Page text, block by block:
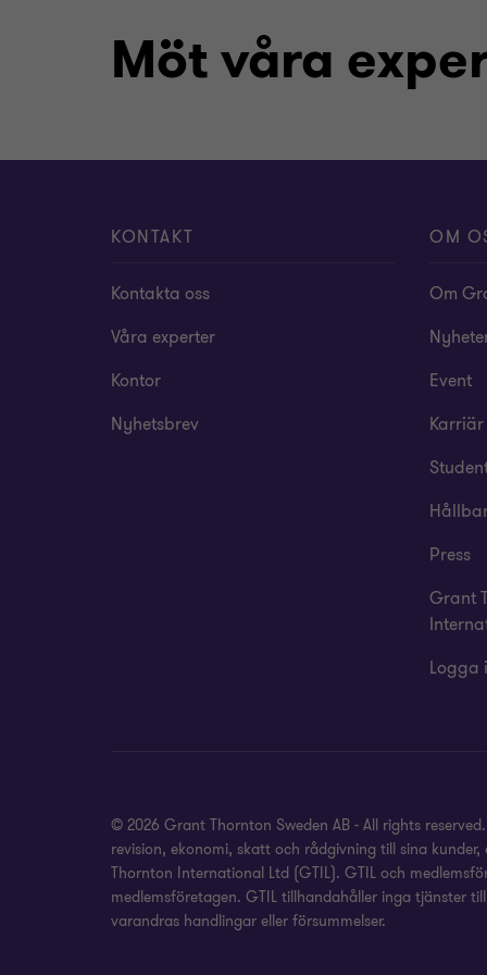
Möt våra
KONTAKT
Kontakta oss
Våra experter
Kontor
Nyhetsbrev
OM
Om
Event
Karriär
Press
Grant
Logga
© 2026 Grant Thornton Sweden AB - All rights
revision, ekonomi, skatt och rådgivning till sina
Thornton International Ltd (GTIL). GTIL och
medlemsföretagen. GTIL tillhandahåller inga tjänster
varandras handlingar eller försummelser.